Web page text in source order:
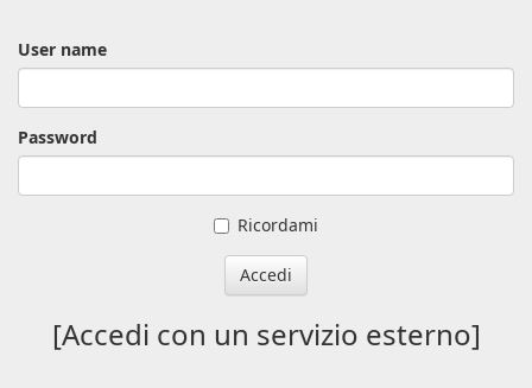
User name
Password
Ricordami
Accedi
[Accedi con un servizio esterno]